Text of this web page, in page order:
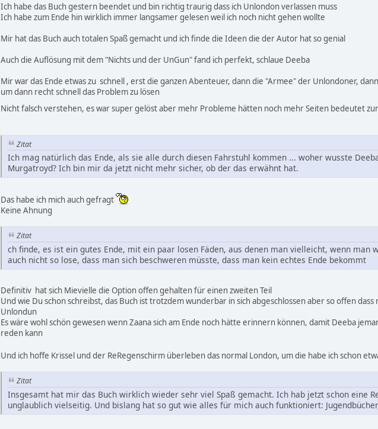
Ich habe das Buch gestern beendet und bin richtig traurig dass ich Unlondon verlassen muss
Ich habe zum Ende hin wirklich immer langsamer gelesen weil ich noch nicht gehen wollte
Mir hat das Buch auch totalen Spaß gemacht und ich finde die Ideen die der Autor hat so genial
Auch die Auflösung mit dem "Nichts und der UnGun" fand ich perfekt, schlaue Deeba
Mir war das Ende etwas zu schnell , erst die ganzen Abenteuer, dann die "Armee" der Unlondoner,
um dann recht schnell das Problem zu lösen
Nicht falsch verstehen, es war super gelöst aber mehr Probleme hätten noch mehr Seiten bedeutet
Zitat
Ich mag natürlich das Ende, als sie alle durch diesen Fahrstuhl kommen ... woher wusste
Murgatroyd? Ich bin mir da jetzt nicht mehr sicher, ob der das erwähnt hat.
Das habe ich mich auch gefragt
Keine Ahnung
Zitat
ch finde, es ist ein gutes Ende, mit ein paar losen Fäden, aus denen man vielleicht, wenn man
auch nicht so lose, dass man sich beschweren müsste, dass man kein echtes Ende bekommt
Definitiv hat sich Mievielle die Option offen gehalten für einen zweiten Teil
Und wie Du schon schreibst, das Buch ist trotzdem wunderbar in sich abgeschlossen aber so offen
Unlondun
Es wäre wohl schön gewesen wenn Zaana sich am Ende noch hätte erinnern können, damit Deeba
reden kann
Und ich hoffe Krissel und der ReRegenschirm überleben das normal London, um die habe ich schon
Zitat
Insgesamt hat mir das Buch wirklich wieder sehr viel Spaß gemacht. Ich hab jetzt schon eine
unglaublich vielseitig. Und bislang hat so gut wie alles für mich auch funktioniert: